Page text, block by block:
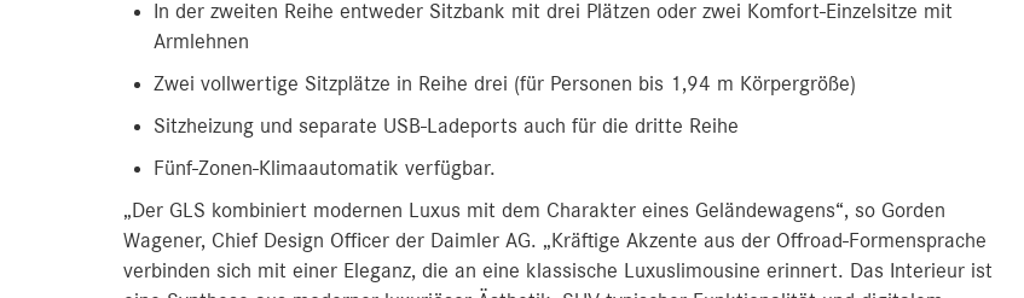
In der zweiten Reihe entweder Sitzbank mit drei Plätzen oder zwei Komfort-Einzelsitze mit
Armlehnen
Zwei vollwertige Sitzplätze in Reihe drei (für Personen bis 1,94 m Körpergröße)
Sitzheizung und separate USB-Ladeports auch für die dritte Reihe
Fünf-Zonen-Klimaautomatik verfügbar.
„Der GLS kombiniert modernen Luxus mit dem Charakter eines Geländewagens“, so Gorden
Wagener, Chief Design Officer der Daimler AG. „Kräftige Akzente aus der Offroad-Formensprache
verbinden sich mit einer Eleganz, die an eine klassische Luxuslimousine erinnert. Das Interieur ist